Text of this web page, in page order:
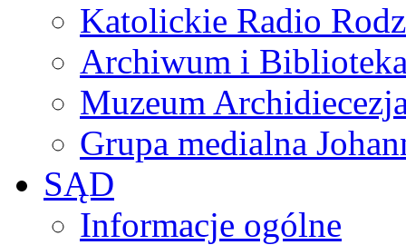
Katolickie Radio
Archiwum i
Muzeum
Grupa medialna
SĄD
Informacje ogólne